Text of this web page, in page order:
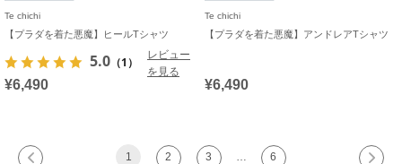
Te chichi
【プラダを着た悪魔】ヒールTシャツ
5.0 （1）
レビュー
を見る
¥6,490
Te chichi
【プラダを着た悪魔】アンドレアTシャツ
¥6,490
1 2 3 6